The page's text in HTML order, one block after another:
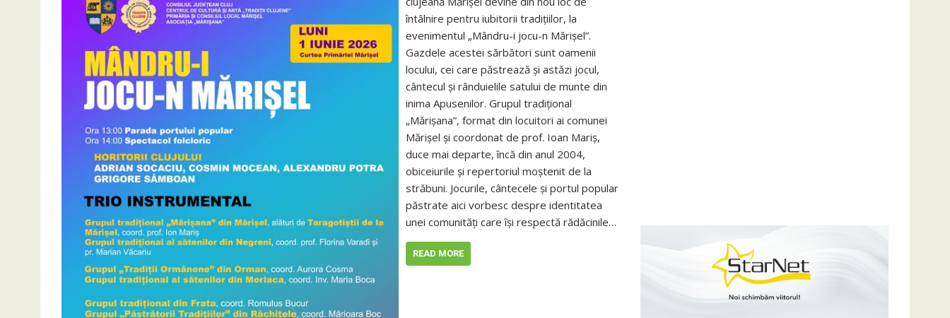
întâlnire pentru iubitorii tradițiilor, la
evenimentul „Mândru-i jocu-n Mărișel”.
Gazdele acestei sărbători sunt oamenii
locului, cei care păstrează și astăzi jocul,
cântecul și rânduielile satului de munte din
inima Apusenilor. Grupul tradițional
„Mărișana”, format din locuitori ai comunei
Mărișel și coordonat de prof. Ioan Mariș,
duce mai departe, încă din anul 2004,
obiceiurile și repertoriul moștenit de la
străbuni. Jocurile, cântecele și portul popular
păstrate aici vorbesc despre identitatea
unei comunități care își respectă rădăcinile…
READ MORE